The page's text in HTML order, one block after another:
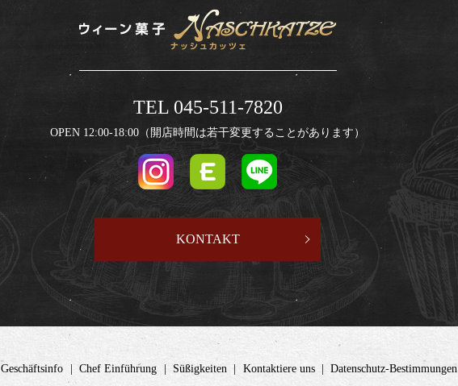
TEL 045-511-7820
OPEN 12:00-18:00（開店時間は若干変更することがあります）
KONTAKT
Geschäftsinfo Chef Einführung Süßigkeiten Kontaktiere uns Datenschutz-Bestimmungen